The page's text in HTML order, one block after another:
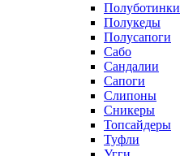
Полуботинки
Полукеды
Полусапоги
Сабо
Сандалии
Сапоги
Слипоны
Сникеры
Топсайдеры
Туфли